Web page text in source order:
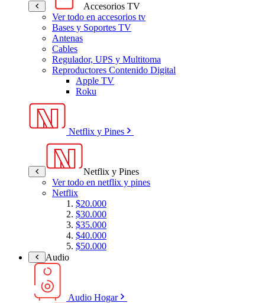
Accesorios TV
Ver todo en accesorios tv
Bases y Soportes TV
Antenas
Cables
Regulador, UPS y Multitoma
Reproductores Contenido Digital
Apple TV
Roku
Netflix y Pines
Netflix y Pines
Ver todo en netflix y pines
Netflix
$20.000
$30.000
$35.000
$40.000
$50.000
Audio
Audio Hogar